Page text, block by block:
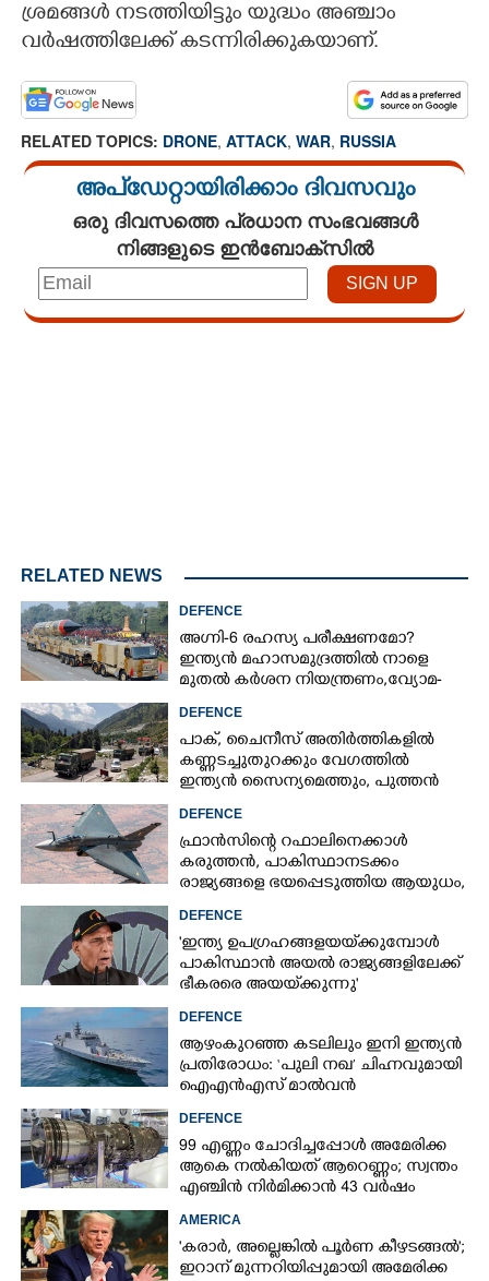
ശ്രമങ്ങൾ നടത്തിയിട്ടും യുദ്ധം അഞ്ചാം
വർഷത്തിലേക്ക് കടന്നിരിക്കുകയാണ്.
RELATED TOPICS: DRONE, ATTACK, WAR, RUSSIA
അപ്ഡേറ്റായിരിക്കാം ദിവസവും
ഒരു ദിവസത്തെ പ്രധാന സംഭവങ്ങൾ
നിങ്ങളുടെ ഇൻബോക്സിൽ
RELATED NEWS
DEFENCE
അഗ്നി-6 രഹസ്യ പരീക്ഷണമോ?
ഇന്ത്യൻ മഹാസമുദ്രത്തിൽ നാളെ
മുതൽ കർശന നിയന്ത്രണം,വ്യോമ-
DEFENCE
പാക്, ചൈനീസ് അതിർത്തികളിൽ
കണ്ണടച്ചുതുറക്കും വേഗത്തിൽ
ഇന്ത്യൻ സൈന്യമെത്തും, പുത്തൻ
DEFENCE
ഫ്രാൻസിന്റെ റഫാലിനെക്കാൾ
കരുത്തൻ,​ പാകിസ്ഥാനടക്കം
രാജ്യങ്ങളെ ഭയപ്പെടുത്തിയ ആയുധം,​
DEFENCE
'ഇന്ത്യ ഉപഗ്രഹങ്ങളയയ്‌ക്കുമ്പോൾ
പാകിസ്ഥാൻ അയൽ രാജ്യങ്ങളിലേക്ക്
ഭീകരരെ അയയ്‌ക്കുന്നു'
DEFENCE
ആഴംകുറഞ്ഞ കടലിലും ഇനി ഇന്ത്യൻ
പ്രതിരോധം: ‘പുലി നഖ’ ചിഹ്നവുമായി
ഐഎൻഎസ്‌ മാൽവൻ
DEFENCE
99 എണ്ണം ചോദിച്ചപ്പോൾ അമേരിക്ക
ആകെ നൽകിയത് ആറെണ്ണം; സ്വന്തം
എഞ്ചിൻ നിർമിക്കാൻ 43 വർഷം
ഇന്ത്യ
AMERICA
'കരാർ, അല്ലെങ്കിൽ പൂർണ കീഴടങ്ങൽ';
ഇറാന് മുന്നറിയിപ്പുമായി അമേരിക്ക